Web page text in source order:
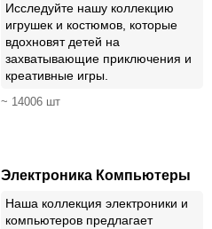
Исследуйте нашу коллекцию
игрушек и костюмов, которые
вдохновят детей на
захватывающие приключения и
креативные игры.
~ 14006 шт
Электроника Компьютеры
Наша коллекция электроники и
компьютеров предлагает